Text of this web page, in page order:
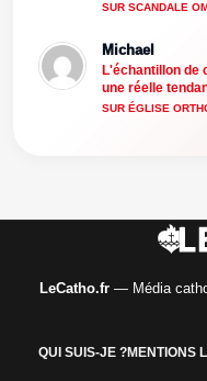
SUR SCANDALE
Michael
L'échantillon de
une réelle
SUR ÉGLISE
LeCatho.fr— Média
QUI SUIS-JE ?MENTIONS